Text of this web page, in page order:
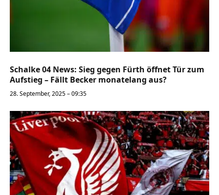
Schalke 04 News: Sieg gegen Fürth öffnet Tür zum
Aufstieg – Fällt Becker monatelang aus?
28. September, 2025 – 09:35